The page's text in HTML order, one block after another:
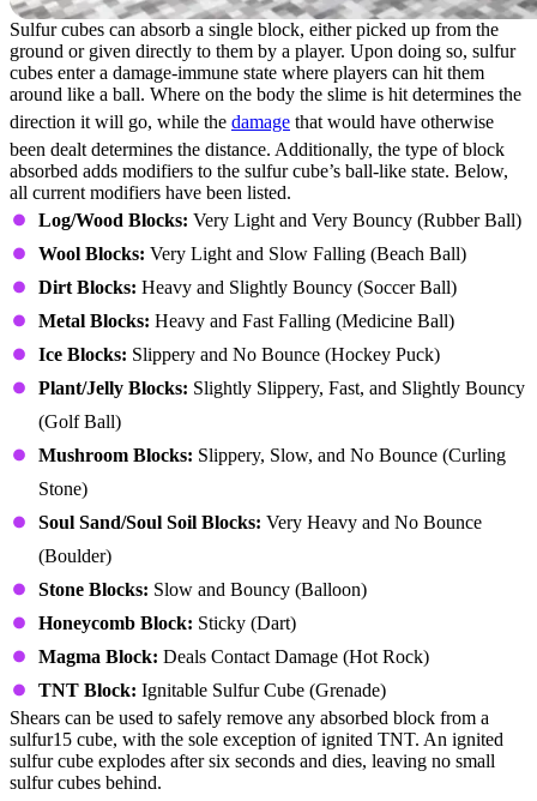
Sulfur cubes can absorb a single block, either picked up from the
ground or given directly to them by a player. Upon doing so, sulfur
cubes enter a damage-immune state where players can hit them
around like a ball. Where on the body the slime is hit determines the
direction it will go, while the damage that would have otherwise
been dealt determines the distance. Additionally, the type of block
absorbed adds modifiers to the sulfur cube’s ball-like state. Below,
all current modifiers have been listed.
Log/Wood Blocks: Very Light and Very Bouncy (Rubber Ball)
Wool Blocks: Very Light and Slow Falling (Beach Ball)
Dirt Blocks: Heavy and Slightly Bouncy (Soccer Ball)
Metal Blocks: Heavy and Fast Falling (Medicine Ball)
Ice Blocks: Slippery and No Bounce (Hockey Puck)
Plant/Jelly Blocks: Slightly Slippery, Fast, and Slightly Bouncy
(Golf Ball)
Mushroom Blocks: Slippery, Slow, and No Bounce (Curling
Stone)
Soul Sand/Soul Soil Blocks: Very Heavy and No Bounce
(Boulder)
Stone Blocks: Slow and Bouncy (Balloon)
Honeycomb Block: Sticky (Dart)
Magma Block: Deals Contact Damage (Hot Rock)
TNT Block: Ignitable Sulfur Cube (Grenade)
Shears can be used to safely remove any absorbed block from a
sulfur15 cube, with the sole exception of ignited TNT. An ignited
sulfur cube explodes after six seconds and dies, leaving no small
sulfur cubes behind.